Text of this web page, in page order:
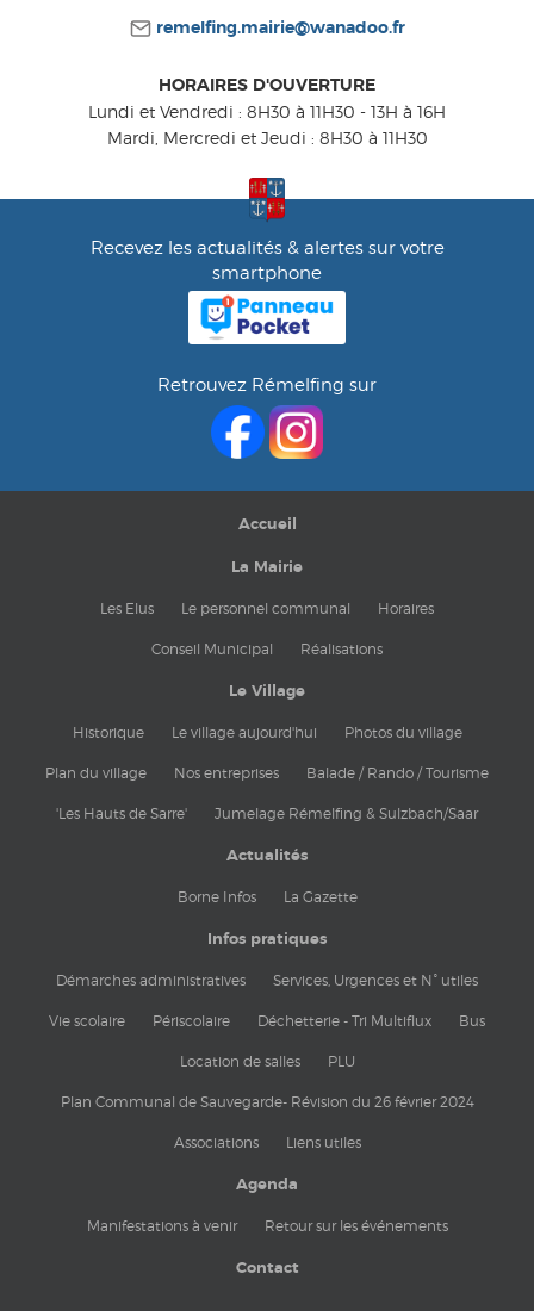
remelfing.mairie@wanadoo.fr
HORAIRES D'OUVERTURE
Lundi et Vendredi : 8H30 à 11H30 - 13H à 16H
Mardi, Mercredi et Jeudi : 8H30 à 11H30
Recevez les actualités & alertes sur votre
smartphone
Retrouvez Rémelfing sur
Accueil
La Mairie
Les Elus Le personnel communal Horaires
Conseil Municipal Réalisations
Le Village
Historique Le village aujourd'hui Photos du village
Plan du village Nos entreprises Balade / Rando / Tourisme
'Les Hauts de Sarre' Jumelage Rémelfing & Sulzbach/Saar
Actualités
Borne Infos La Gazette
Infos pratiques
Démarches administratives Services, Urgences et N° utiles
Vie scolaire Périscolaire Déchetterie - Tri Multiflux Bus
Location de salles PLU
Plan Communal de Sauvegarde- Révision du 26 février 2024
Associations Liens utiles
Agenda
Manifestations à venir Retour sur les événements
Contact